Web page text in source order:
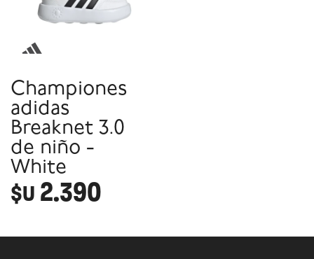
Championes
adidas
Breaknet 3.0
de niño -
White
$U 2.390